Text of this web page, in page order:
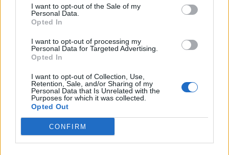
I want to opt-out of the Sale of my
Personal Data.
Opted In
I want to opt-out of processing my
Personal Data for Targeted Advertising.
Opted In
I want to opt-out of Collection, Use,
Retention, Sale, and/or Sharing of my
Personal Data that Is Unrelated with the
Purposes for which it was collected.
Opted Out
CONFIRM